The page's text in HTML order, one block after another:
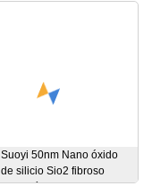
Suoyi 50nm Nano óxido
de silicio Sio2 fibroso
nano-sílice polvo blanco